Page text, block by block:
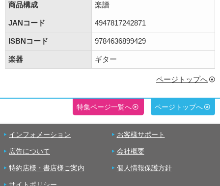
商品構成 楽譜
JANコード 4947817242871
ISBNコード 9784636899429
楽器 ギター
ページトップへ
特集ページ一覧へ ページトップへ
インフォメーション お客様サポート
広告について 会社概要
特約店様・書店様ご案内 個人情報保護方針